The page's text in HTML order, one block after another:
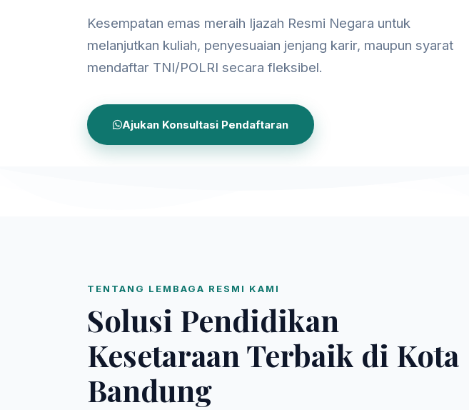
Kesempatan emas meraih Ijazah Resmi Negara untuk
melanjutkan kuliah, penyesuaian jenjang karir, maupun syarat
mendaftar TNI/POLRI secara fleksibel.
Ajukan Konsultasi Pendaftaran
TENTANG LEMBAGA RESMI KAMI
Solusi Pendidikan
Kesetaraan Terbaik di Kota
Bandung